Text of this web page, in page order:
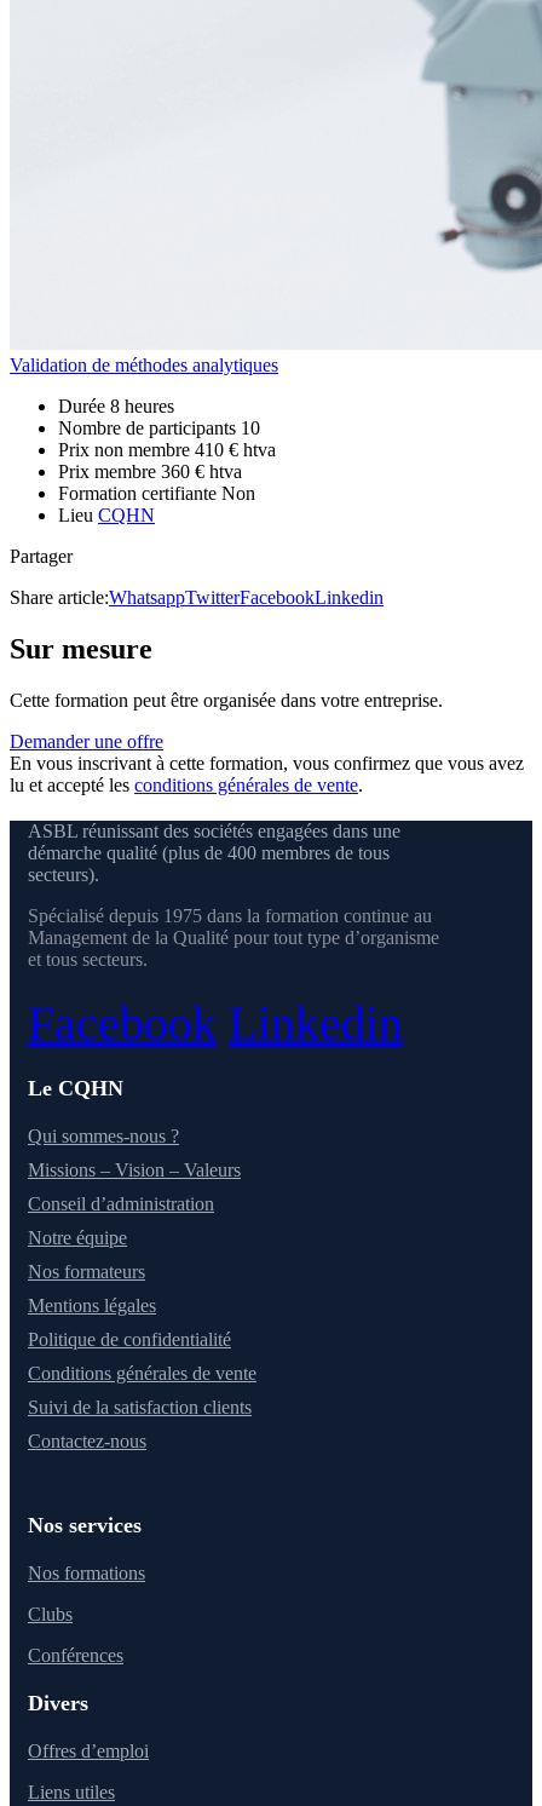
Validation de méthodes analytiques
Durée 8 heures
Nombre de participants 10
Prix non membre 410 € htva
Prix membre 360 € htva
Formation certifiante Non
Lieu CQHN
Partager
Share article:WhatsappTwitterFacebookLinkedin
Sur mesure
Cette formation peut être organisée dans votre entreprise.
Demander une offre
En vous inscrivant à cette formation, vous confirmez que vous avez
lu et accepté les conditions générales de vente.
ASBL réunissant des sociétés engagées dans une
démarche qualité (plus de 400 membres de tous
secteurs).
Spécialisé depuis 1975 dans la formation continue au
Management de la Qualité pour tout type d’organisme
et tous secteurs.
Facebook Linkedin
Le CQHN
Qui sommes-nous ?
Missions – Vision – Valeurs
Conseil d’administration
Notre équipe
Nos formateurs
Mentions légales
Politique de confidentialité
Conditions générales de vente
Suivi de la satisfaction clients
Contactez-nous
Nos services
Nos formations
Clubs
Conférences
Divers
Offres d’emploi
Liens utiles